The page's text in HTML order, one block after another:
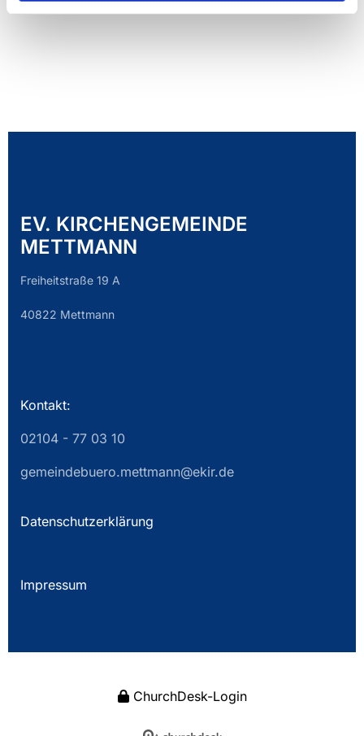
EV. KIRCHENGEMEINDE
METTMANN
Freiheitstraße 19 A
40822 Mettmann
Kontakt:
02104 - 77 03 10
gemeindebuero.mettmann@ekir.de
Datenschutzerklärung
Impressum
ChurchDesk-Login